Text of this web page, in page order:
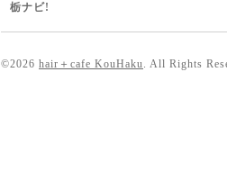
栃ナビ!
©2026 hair＋cafe KouHaku. All Rights